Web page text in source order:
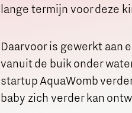
lange termijn voor deze
Daarvoor is gewerkt aan
vanuit de buik onder
startup AquaWomb
baby zich verder kan